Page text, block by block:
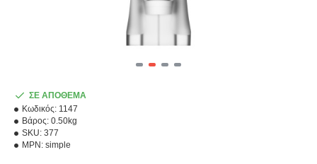
ΣΕ ΑΠΟΘΕΜΑ
Κωδικός: 1147
Βάρος: 0.50kg
SKU: 377
MPN: simple